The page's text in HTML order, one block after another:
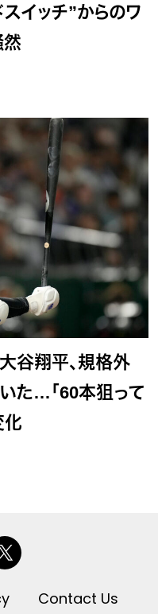
イッチ”からのワ
然
谷翔平、規格外
た…「60本狙って
化
Contact Us